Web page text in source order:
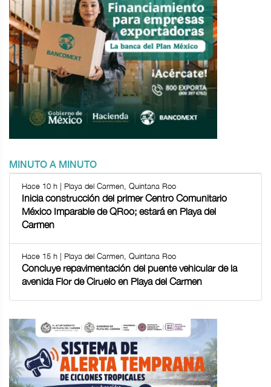
MINUTO A MINUTO
Hace 10 h | Playa del Carmen, Quintana Roo
Inicia construcción del primer Centro Comunitario
México Imparable de QRoo; estará en Playa del
Carmen
Hace 15 h | Playa del Carmen, Quintana Roo
Concluye repavimentación del puente vehicular de la
avenida Flor de Ciruelo en Playa del Carmen